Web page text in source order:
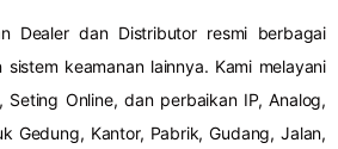
Dealer dan Distributor resmi berbagai
keamanan lainnya. Kami melayani
Seting Online, dan perbaikan IP, Analog,
Gedung, Kantor, Pabrik, Gudang, Jalan,